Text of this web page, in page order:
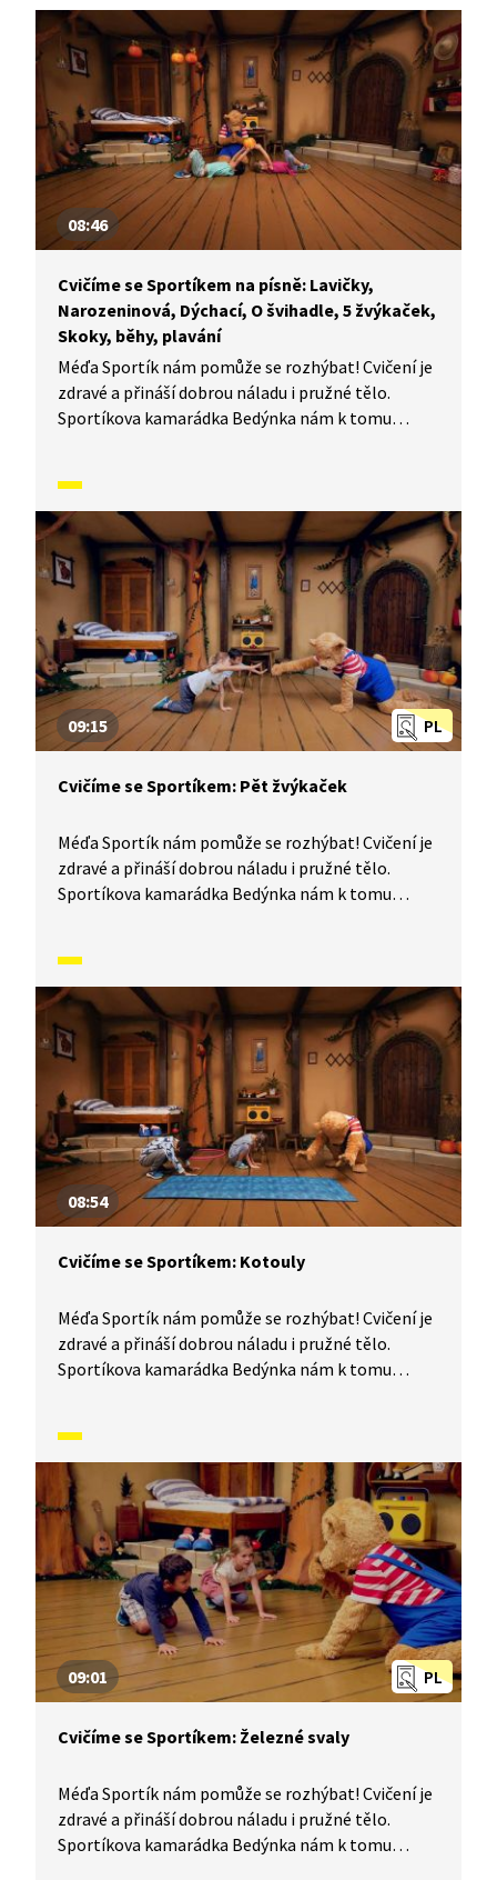
08:46
Cvičíme se Sportíkem na písně: Lavičky,
Narozeninová, Dýchací, O švihadle, 5 žvýkaček,
Skoky, běhy, plavání
Méďa Sportík nám pomůže se rozhýbat! Cvičení je
zdravé a přináší dobrou náladu i pružné tělo.
Sportíkova kamarádka Bedýnka nám k tomu
Jenom pozor, aby vám u toho nedošel dech.
V dnešním díle vám Sportík ukáže, jak se cvičí
na lavičce, skáče přes švihadlo a jak se protahuje
celé tělo.
PL
09:15
Cvičíme se Sportíkem: Pět žvýkaček
Méďa Sportík nám pomůže se rozhýbat! Cvičení je
zdravé a přináší dobrou náladu i pružné tělo.
Sportíkova kamarádka Bedýnka nám k tomu
Jenom pozor, aby vám u toho nedošel dech.
V dnešním díle vám Sportík ukáže, jak si krásně
protáhnout celé tělo.
08:54
Cvičíme se Sportíkem: Kotouly
Méďa Sportík nám pomůže se rozhýbat! Cvičení je
zdravé a přináší dobrou náladu i pružné tělo.
Sportíkova kamarádka Bedýnka nám k tomu
Jenom pozor, aby vám u toho nedošel dech.
V dnešním díle vám Sportík ukáže, jak se správně
cvičí kotoul vpřed i vzad.
PL
09:01
Cvičíme se Sportíkem: Železné svaly
Méďa Sportík nám pomůže se rozhýbat! Cvičení je
zdravé a přináší dobrou náladu i pružné tělo.
Sportíkova kamarádka Bedýnka nám k tomu